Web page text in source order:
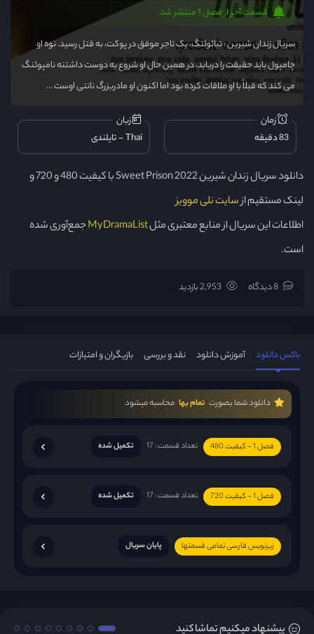
قسمت آخر از فصل 1 منتشر شد
سریال زندان شیرین : تیائولنگ، یک تاجر موفق در پوکت، به قتل رسید. نوه او
چامپول باید حقیقت را دریابد، در همین حال او شروع به دوست داشتنه نامپوئنگ
می کند که قبلاً با او ملاقات کرده بود اما اکنون او مادربزرگ ناتنی اوست ...
زمان
83 دقیقه
زبان
Thai
تایلندی
دانلود سریال زندان شیرین Sweet Prison 2022 با کیفیت 480 و 720 و
لینک مستقیم ازسایت نلی موویز
اطلاعات این سریال از منابع معتبری مثلMyDramaListجمع‌آوری شده
است.
باکس دانلود آموزش دانلود نقد و بررسی بازیگران و امتیازات
دانلود شما بصورت تمام بها محاسبه میشود
فصل 1 - کیفیت 480 تعداد قسمت : 17 تکمیل شده
فصل 1 - کیفیت 720 تعداد قسمت : 17 تکمیل شده
زیرنویس فارسی تمامی قسمتها پایان سریال
پیشنهاد میکنیم تماشا کنید